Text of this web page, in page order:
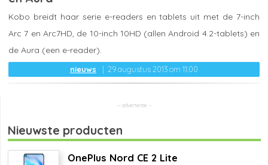
nieuws 29 augustus 2013 om 11:00
Kobo breidt haar serie e-readers en tablets uit met de 7-inch
Arc 7 en Arc7HD, de 10-inch 10HD (allen Android 4.2-tablets) en
de Aura (een e-reader).
Nieuwste producten
OnePlus Nord CE 2 Lite